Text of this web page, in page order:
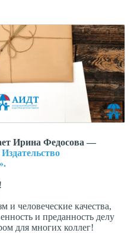
Ирина Федосова —
.
человеческие качества,
и преданность делу
для многих коллег!